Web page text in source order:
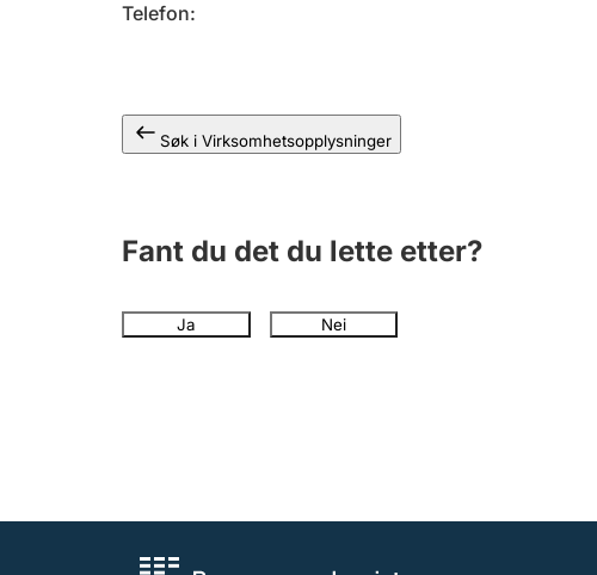
Telefon
Søk i Virksomhetsopplysninger
Fant du det du lette etter?
Ja Nei